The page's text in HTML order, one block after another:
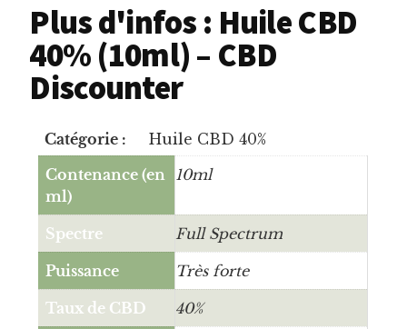
Plus d'infos : Huile CBD
40% (10ml) – CBD
Discounter
Catégorie :
Huile CBD 40%
Contenance (en
ml)
10ml
Spectre Full Spectrum
Puissance Très forte
Taux de CBD 40%